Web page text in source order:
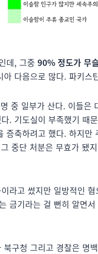
데, 그중 90% 정도가 무
다음으로 많다. 파키스
중 일부가 산다. 이들은
. 기도실이 부족했기 때
축하려고 했다. 하지만
중단 처분은 무효가 됐
라고 썼지만 일방적인
금기라는 걸 뻔히 알면
구청 그리고 경찰은 명